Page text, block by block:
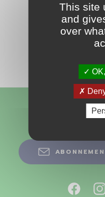
This site
and
over